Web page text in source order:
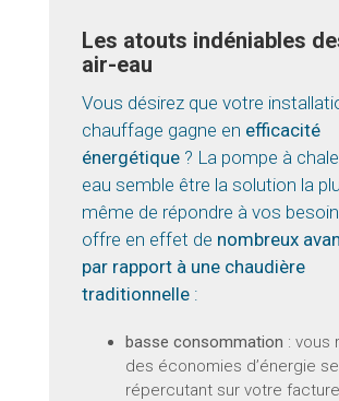
Les atouts indéniables
air-eau
Vous désirez que votre
chauffage gagne en efficacité
énergétique ? La pompe à
eau semble être la solution la
même de répondre à vos
offre en effet de nombreux
par rapport à une chaudière
traditionnelle :
basse consommation : vous
des économies d’énergie se
répercutant sur votre